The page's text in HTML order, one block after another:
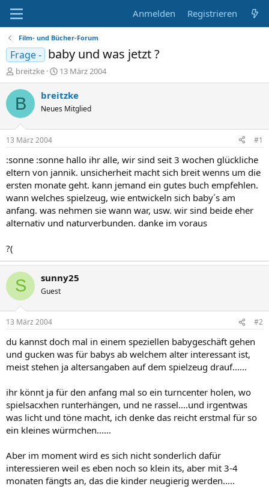
Anmelden Registrieren
Film- und Bücher-Forum
Frage - baby und was jetzt ?
E
r
s
e
r
breitzke
E
r
s
e
t
a
13 März 2004
B breitzke
Neues Mitglied
13 März 2004 #1
:sonne :sonne hallo ihr alle, wir sind seit 3 wochen glückliche
eltern von jannik. unsicherheit macht sich breit wenns um die
ersten monate geht. kann jemand ein gutes buch empfehlen.
wann welches spielzeug, wie entwickeln sich baby´s am
anfang. was nehmen sie wann war, usw. wir sind beide eher
alternativ und naturverbunden. danke im voraus
?(
S sunny25
Guest
13 März 2004 #2
du kannst doch mal in einem speziellen babygeschäft gehen
und gucken was für babys ab welchem alter interessant ist,
meist stehen ja altersangaben auf dem spielzeug drauf......
ihr könnt ja für den anfang mal so ein turncenter holen, wo
spielsacxhen runterhängen, und ne rassel....und irgentwas
was licht und töne macht, ich denke das reicht erstmal für so
ein kleines würmchen......
Aber im moment wird es sich nicht sonderlich dafür
interessieren weil es eben noch so klein its, aber mit 3-4
monaten fängts an, das die kinder neugierig werden.....